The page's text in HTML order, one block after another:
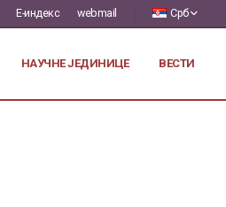
Е-индекс webmail Срб
НАУЧНЕ ЈЕДИНИЦЕ ВЕСТИ